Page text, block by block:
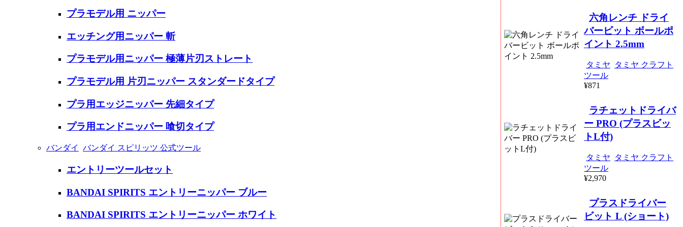
プラモデル用 ニッパー
エッチング用ニッパー 斬
プラモデル用ニッパー 極薄片刃ストレート
プラモデル用 片刃ニッパー スタンダードタイプ
プラ用エッジニッパー 先細タイプ
プラ用エンドニッパー 喰切タイプ
バンダイ バンダイ スピリッツ 公式ツール
エントリーツールセット
BANDAI SPIRITS エントリーニッパー ブルー
BANDAI SPIRITS エントリーニッパー ホワイト
六角レンチ ドライ
バービット ボールポ
イント 2.5mm
タミヤ
タミヤ クラフト
ツール
¥871
ラチェットドライバ
ー PRO (プラスビッ
トL付)
タミヤ
タミヤ クラフト
ツール
¥2,970
プラスドライバー
ビット L (ショート)